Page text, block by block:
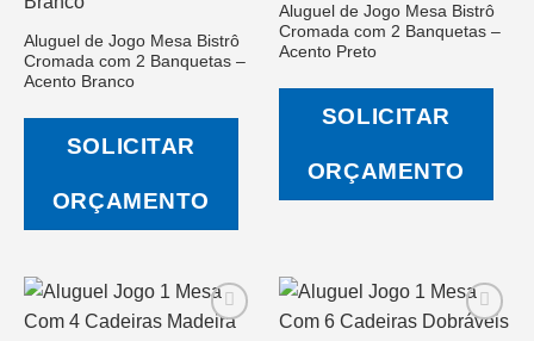
de
Desejos
Aluguel de Jogo Mesa Bistrô
Cromada com 2 Banquetas –
Acento Branco
SOLICITAR
ORÇAMENTO
Salvar
na Lista
Aluguel de Jogo Mesa Bistrô
Cromada com 2 Banquetas –
Acento Preto
SOLICITAR
ORÇAMENTO